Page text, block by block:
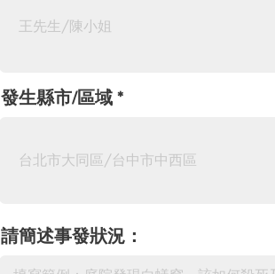
發生縣市/區域
請簡述事發狀況：